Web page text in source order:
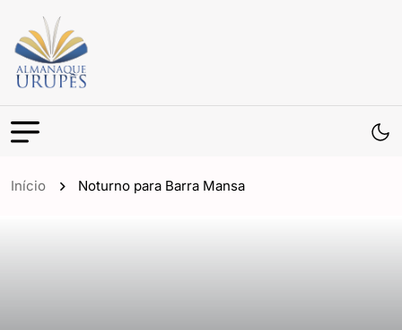
Início Noturno para Barra Mansa